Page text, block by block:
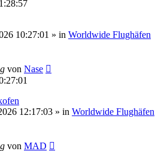
10:27:01 » in Worldwide Flughäfen
von Nase
12:17:03 » in Worldwide Flughäfen
von MAD